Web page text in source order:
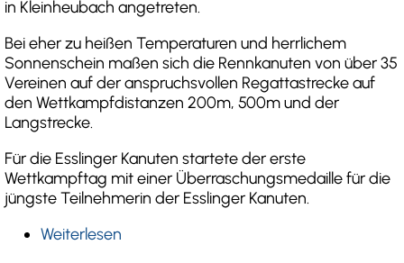
in Kleinheubach angetreten.
Bei eher zu heißen Temperaturen und herrlichem
Sonnenschein maßen sich die Rennkanuten von über 35
Vereinen auf der anspruchsvollen Regattastrecke auf
den Wettkampfdistanzen 200m, 500m und der
Langstrecke.
Für die Esslinger Kanuten startete der erste
Wettkampftag mit einer Überraschungsmedaille für die
jüngste Teilnehmerin der Esslinger Kanuten.
Weiterlesen